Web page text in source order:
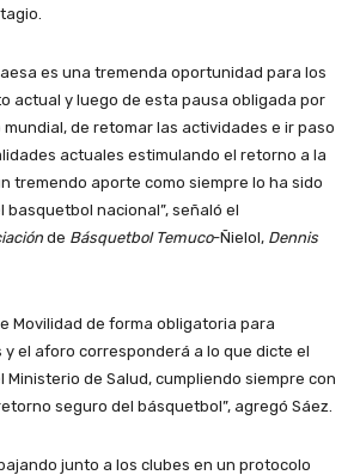
es una tremenda oportunidad para los
actual y luego de esta pausa obligada por
de retomar las actividades e ir paso
actuales estimulando el retorno a la
tremendo aporte como siempre lo ha sido
basquetbol nacional”, señaló el
de Básquetbol Temuco-Ñielol, Dennis
Movilidad de forma obligatoria para
y el aforo corresponderá a lo que dicte el
Ministerio de Salud, cumpliendo siempre con
seguro del básquetbol”, agregó Sáez.
junto a los clubes en un protocolo